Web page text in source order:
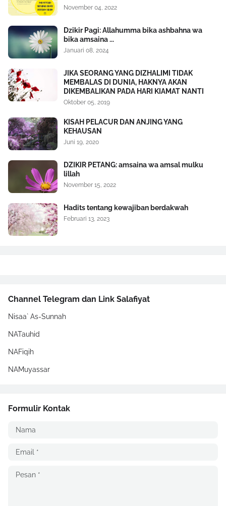
November 04, 2022
Dzikir Pagi: Allahumma bika ashbahna wa
bika amsaina ...
Januari 08, 2024
JIKA SEORANG YANG DIZHALIMI TIDAK
MEMBALAS DI DUNIA, HAKNYA AKAN
DIKEMBALIKAN PADA HARI KIAMAT NANTI
Oktober 05, 2019
KISAH PELACUR DAN ANJING YANG
KEHAUSAN
Juni 19, 2020
DZIKIR PETANG: amsaina wa amsal mulku
lillah
November 15, 2022
Hadits tentang kewajiban berdakwah
Februari 13, 2023
Channel Telegram dan Link Salafiyat
Nisaa` As-Sunnah
NATauhid
NAFiqih
NAMuyassar
Formulir Kontak